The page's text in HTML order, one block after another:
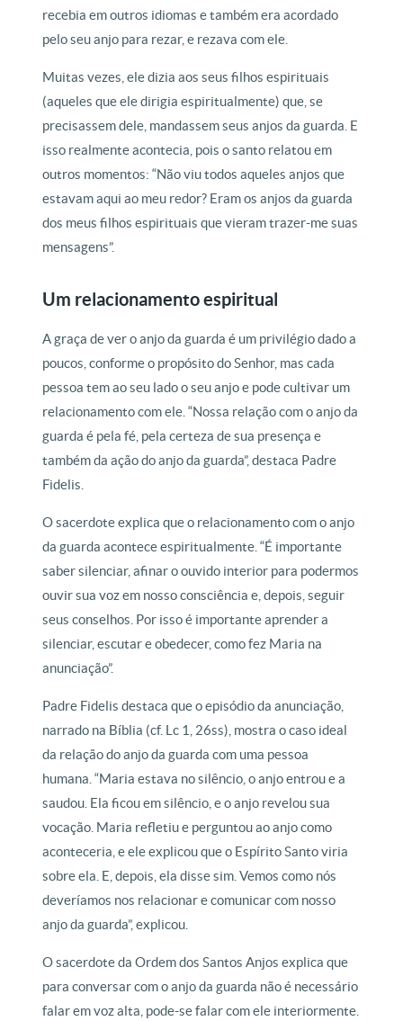
recebia em outros idiomas e também era acordado
pelo seu anjo para rezar, e rezava com ele.
Muitas vezes, ele dizia aos seus filhos espirituais
(aqueles que ele dirigia espiritualmente) que, se
precisassem dele, mandassem seus anjos da guarda. E
isso realmente acontecia, pois o santo relatou em
outros momentos: “Não viu todos aqueles anjos que
estavam aqui ao meu redor? Eram os anjos da guarda
dos meus filhos espirituais que vieram trazer-me suas
mensagens”.
Um relacionamento espiritual
A graça de ver o anjo da guarda é um privilégio dado a
poucos, conforme o propósito do Senhor, mas cada
pessoa tem ao seu lado o seu anjo e pode cultivar um
relacionamento com ele. “Nossa relação com o anjo da
guarda é pela fé, pela certeza de sua presença e
também da ação do anjo da guarda”, destaca Padre
Fidelis.
O sacerdote explica que o relacionamento com o anjo
da guarda acontece espiritualmente. “É importante
saber silenciar, afinar o ouvido interior para podermos
ouvir sua voz em nosso consciência e, depois, seguir
seus conselhos. Por isso é importante aprender a
silenciar, escutar e obedecer, como fez Maria na
anunciação”.
Padre Fidelis destaca que o episódio da anunciação,
narrado na Bíblia (cf. Lc 1, 26ss), mostra o caso ideal
da relação do anjo da guarda com uma pessoa
humana. “Maria estava no silêncio, o anjo entrou e a
saudou. Ela ficou em silêncio, e o anjo revelou sua
vocação. Maria refletiu e perguntou ao anjo como
aconteceria, e ele explicou que o Espírito Santo viria
sobre ela. E, depois, ela disse sim. Vemos como nós
deveríamos nos relacionar e comunicar com nosso
anjo da guarda”, explicou.
O sacerdote da Ordem dos Santos Anjos explica que
para conversar com o anjo da guarda não é necessário
falar em voz alta, pode-se falar com ele interiormente.